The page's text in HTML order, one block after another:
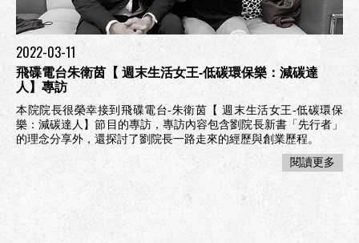
2022-03-11
飛碟電台朱衛茵【 週末生活女王-低碳環保樂：減碳達
人】專訪
本院院長很榮幸接到飛碟電台-朱衛茵【 週末生活女王-低碳環保
樂：減碳達人】節目的專訪，專訪內容包含劉院長新書「先行者」
的理念分享外，還探討了劉院長一路走來的經歷與創業歷程。
閱讀更多